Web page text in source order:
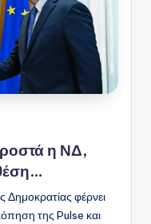
η ΝΔ,
φέρνει
της Pulse και